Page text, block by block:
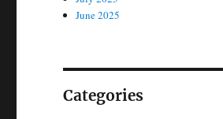
June 2025
Categories